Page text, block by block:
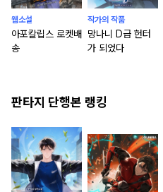
웹소설
아포칼립스 로켓배
송
작가의 작품
망나니 D급 헌터
가 되었다
판타지 단행본 랭킹